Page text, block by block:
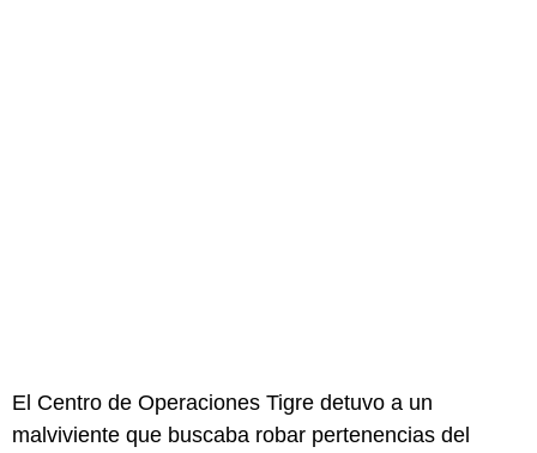
El Centro de Operaciones Tigre detuvo a un
malviviente que buscaba robar pertenencias del